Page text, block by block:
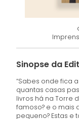
Sinopse da
“Sabes onde fica
quantas casas
livros há na Torre
famoso? e o mais
pequeno? Estas e